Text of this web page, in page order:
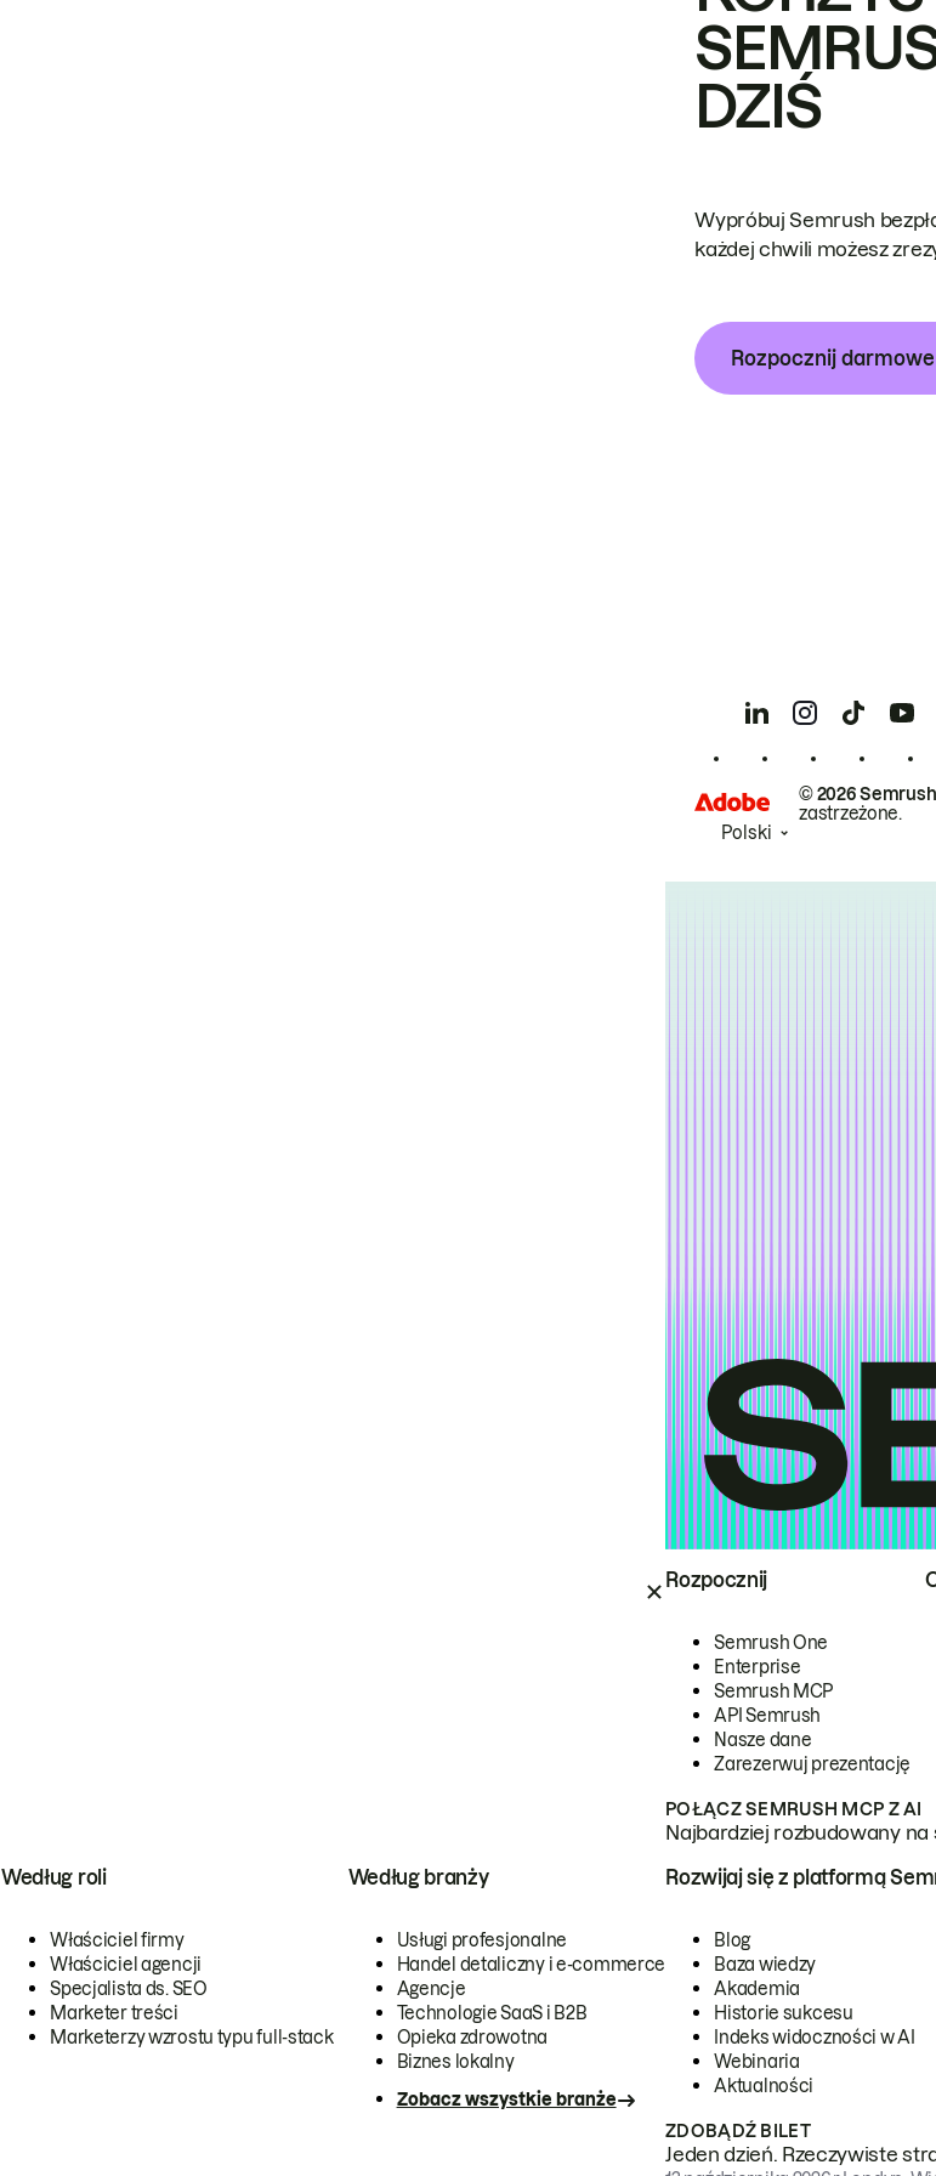
Rozpocznij
Semrush One
Enterprise
Semrush MCP
API Semrush
Nasze dane
Zarezerwuj prezentację
POŁĄCZ SEMRUSH MCP Z AI
Najbardziej rozbudowany
Według roli
Właściciel firmy
Właściciel agencji
Specjalista ds. SEO
Marketer treści
Marketerzy wzrostu typu full-stack
Według branży
Usługi profesjonalne
Handel detaliczny i e-commerce
Agencje
Technologie SaaS i B2B
Opieka zdrowotna
Biznes lokalny
Zobacz wszystkie branże
Rozwijaj się z platformą
Blog
Baza wiedzy
Akademia
Historie sukcesu
Indeks widoczności w AI
Webinaria
Aktualności
ZDOBĄDŹ BILET
Jeden dzień. Rzeczywiste
DZIŚ
Wypróbuj Semrush
każdej chwili możesz
Rozpocznij
© 2026
zastrzeżone.
Polski